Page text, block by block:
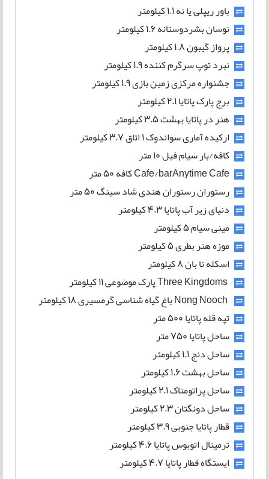
باور ریپلی یا نه 1.1 کیلومتر
نوسان بشردوستانه 1.6 کیلومتر
پرواز گیبون 1.8 کیلومتر
نبرد توپ سرگرم کننده 1.9 کیلومتر
جشنواره مرکزی زمین بازی 1.9 کیلومتر
برج پارک پاتایا 2.1 کیلومتر
هنر در پاتایا بهشت 3.5 کیلومتر
ارکیده آماری سواندوک 1 اتاق 3.7 کیلومتر
کافه/بار سیام فیل 10 متر
Cafe/barAnytime Cafe کافه 50 متر
رستوران رستوران هندی شاد سینگ 50 متر
دنیای زیر آب پاتایا 4.3 کیلومتر
مینی سیام 5 کیلومتر
موزه هنر بطری 5 کیلومتر
اسکله نا بان 8 کیلومتر
Three Kingdoms پارک موضوعی 11 کیلومتر
تپه قله پاتایا 500 متر
ساحل پاتایا 750 متر
ساحل دنج 1.1 کیلومتر
ساحل بهشت 1.6 کیلومتر
ساحل پراتومناک 2.1 کیلومتر
ساحل دونگتان 2.3 کیلومتر
قطار پاتایا جنوبی 3.9 کیلومتر
ترمینال اتوبوس پاتایا 4.6 کیلومتر
ایستگاه قطار پاتایا 4.7 کیلومتر